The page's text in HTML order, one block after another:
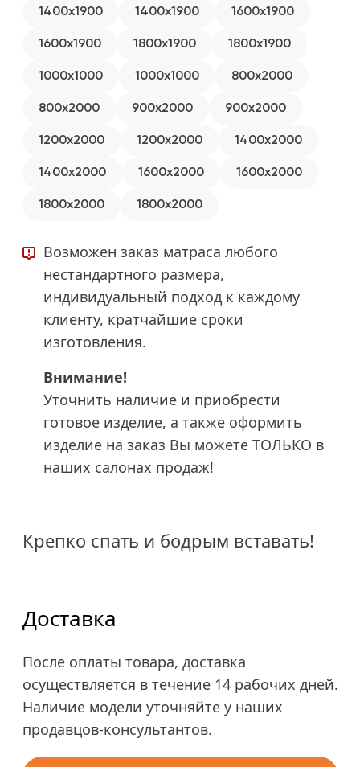
1400x1900 1400x1900 1600x1900
1600x1900 1800x1900 1800x1900
1000x1000 1000x1000 800x2000
800x2000 900x2000 900x2000
1200x2000 1200x2000 1400x2000
1400x2000 1600x2000 1600x2000
1800x2000 1800x2000
Возможен заказ матраса любого
нестандартного размера,
индивидуальный подход к каждому
клиенту, кратчайшие сроки
изготовления.
Внимание!
Уточнить наличие и приобрести
готовое изделие, а также оформить
изделие на заказ Вы можете ТОЛЬКО в
наших салонах продаж!
Крепко спать и бодрым вставать!
Доставка
После оплаты товара, доставка
осуществляется в течение 14 рабочих дней.
Наличие модели уточняйте у наших
продавцов-консультантов.